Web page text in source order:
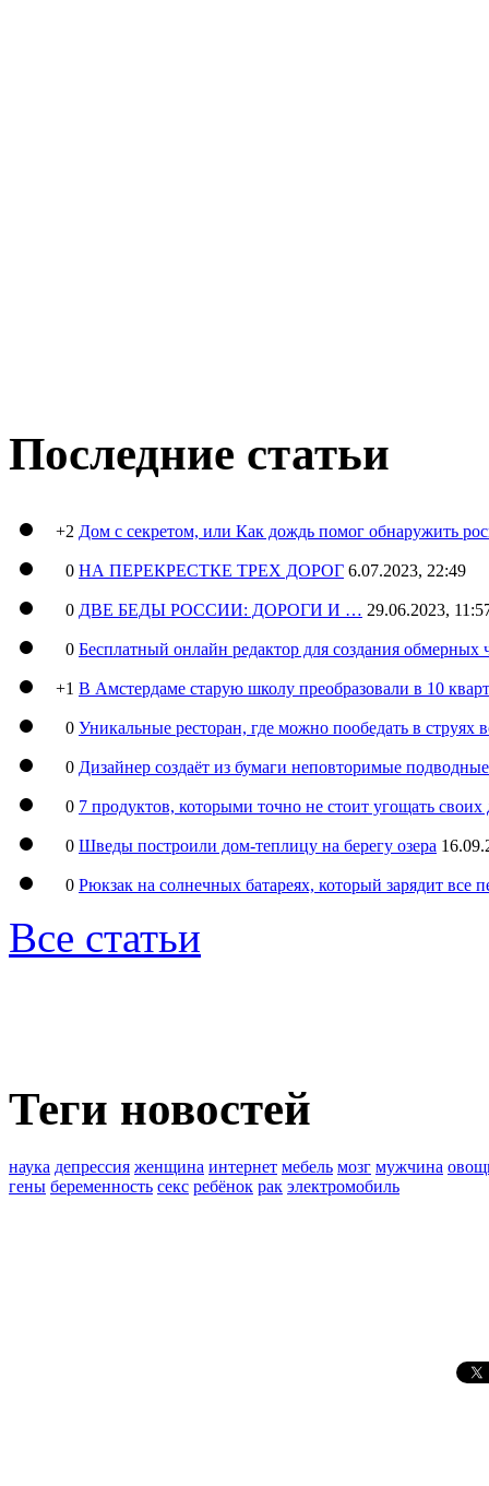
Последние статьи
+2 Дом с секретом, или Как дождь помог обнаружить
0 НА ПЕРЕКРЕСТКЕ ТРЕХ ДОРОГ 6.07.2023, 22:49
0 ДВЕ БЕДЫ РОССИИ: ДОРОГИ И … 29.06.2023,
0 Бесплатный онлайн редактор для создания обмерных
+1 В Амстердаме старую школу преобразовали в 10
0 Уникальные ресторан, где можно пообедать в струях
0 Дизайнер создаёт из бумаги неповторимые
0 7 продуктов, которыми точно не стоит угощать
0 Шведы построили дом-теплицу на берегу озера
0 Рюкзак на солнечных батареях, который зарядит все
Все статьи
Теги новостей
наука депрессия женщина интернет мебель мозг мужчина
гены беременность секс ребёнок рак электромобиль